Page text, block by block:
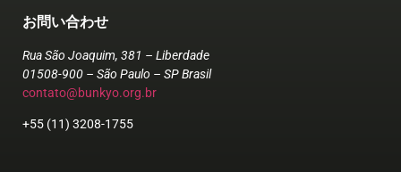
お問い合わせ
Rua São Joaquim, 381 – Liberdade
01508-900 – São Paulo – SP Brasil
contato@bunkyo.org.br
+55 (11) 3208-1755